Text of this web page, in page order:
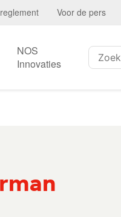
Voor de pers
NOS
Innovaties
Zoeken: